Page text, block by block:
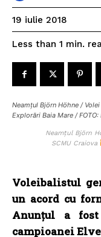
19 iulie 2018
Less than 1 min.
Neamțul Björn Höhne /
Explorări Baia Mare / FOTO:
Neamțul Björn
SCMU Craiova
Voleibalistul
un acord cu
Anunțul a
campioanei